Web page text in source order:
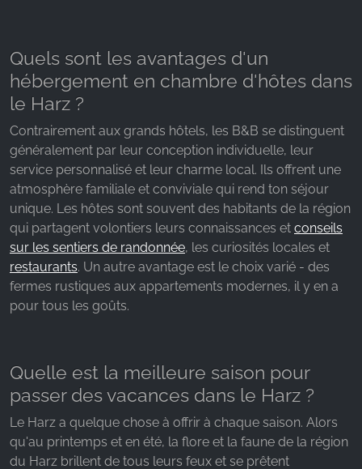
Quels sont les avantages d'un
hébergement en chambre d'hôtes dans
le Harz ?
Contrairement aux grands hôtels, les B&B se distinguent
généralement par leur conception individuelle, leur
service personnalisé et leur charme local. Ils offrent une
atmosphère familiale et conviviale qui rend ton séjour
unique. Les hôtes sont souvent des habitants de la région
qui partagent volontiers leurs connaissances et conseils
sur les sentiers de randonnée, les curiosités locales et
restaurants. Un autre avantage est le choix varié - des
fermes rustiques aux appartements modernes, il y en a
pour tous les goûts.
Quelle est la meilleure saison pour
passer des vacances dans le Harz ?
Le Harz a quelque chose à offrir à chaque saison. Alors
qu'au printemps et en été, la flore et la faune de la région
du Harz brillent de tous leurs feux et se prêtent